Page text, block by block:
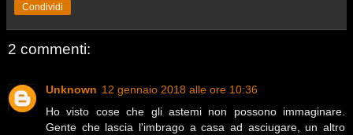
Condividi
2 commenti:
Unknown 12 gennaio 2018 alle ore 10:36
Ho visto cose che gli astemi non possono immaginare.
Gente che lascia l'imbrago a casa ad asciugare, un altro